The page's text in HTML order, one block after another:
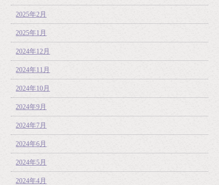
2025年2月
2025年1月
2024年12月
2024年11月
2024年10月
2024年9月
2024年7月
2024年6月
2024年5月
2024年4月